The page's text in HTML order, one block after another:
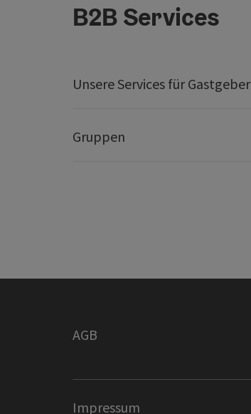
B2B Services
Unsere Services für Gastgeber
Gruppen
AGB
Impressum